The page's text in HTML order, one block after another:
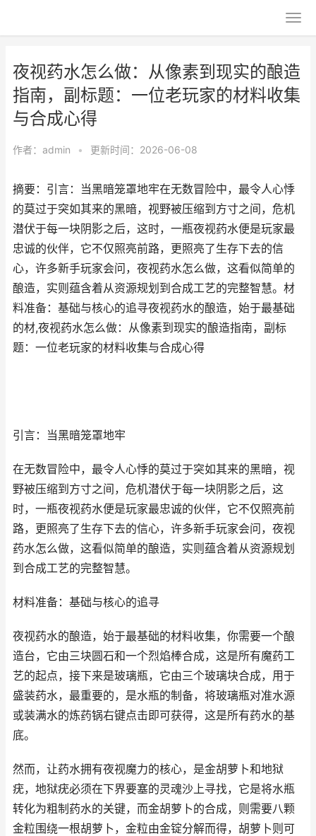
夜视药水怎么做：从像素到现实的酿造
指南，副标题：一位老玩家的材料收集
与合成心得
作者： admin • 更新时间：2026-06-08
摘要：引言：当黑暗笼罩地牢在无数冒险中，最令人心悸
的莫过于突如其来的黑暗，视野被压缩到方寸之间，危机
潜伏于每一块阴影之后，这时，一瓶夜视药水便是玩家最
忠诚的伙伴，它不仅照亮前路，更照亮了生存下去的信
心，许多新手玩家会问，夜视药水怎么做，这看似简单的
酿造，实则蕴含着从资源规划到合成工艺的完整智慧。材
料准备：基础与核心的追寻夜视药水的酿造，始于最基础
的材,夜视药水怎么做：从像素到现实的酿造指南，副标
题：一位老玩家的材料收集与合成心得
引言：当黑暗笼罩地牢
在无数冒险中，最令人心悸的莫过于突如其来的黑暗，视
野被压缩到方寸之间，危机潜伏于每一块阴影之后，这
时，一瓶夜视药水便是玩家最忠诚的伙伴，它不仅照亮前
路，更照亮了生存下去的信心，许多新手玩家会问，夜视
药水怎么做，这看似简单的酿造，实则蕴含着从资源规划
到合成工艺的完整智慧。
材料准备：基础与核心的追寻
夜视药水的酿造，始于最基础的材料收集，你需要一个酿
造台，它由三块圆石和一个烈焰棒合成，这是所有魔药工
艺的起点，接下来是玻璃瓶，它由三个玻璃块合成，用于
盛装药水，最重要的，是水瓶的制备，将玻璃瓶对准水源
或装满水的炼药锅右键点击即可获得，这是所有药水的基
底。
然而，让药水拥有夜视魔力的核心，是金胡萝卜和地狱
疣，地狱疣必须在下界要塞的灵魂沙上寻找，它是将水瓶
转化为粗制药水的关键，而金胡萝卜的合成，则需要八颗
金粒围绕一根胡萝卜，金粒由金锭分解而得，胡萝卜则可